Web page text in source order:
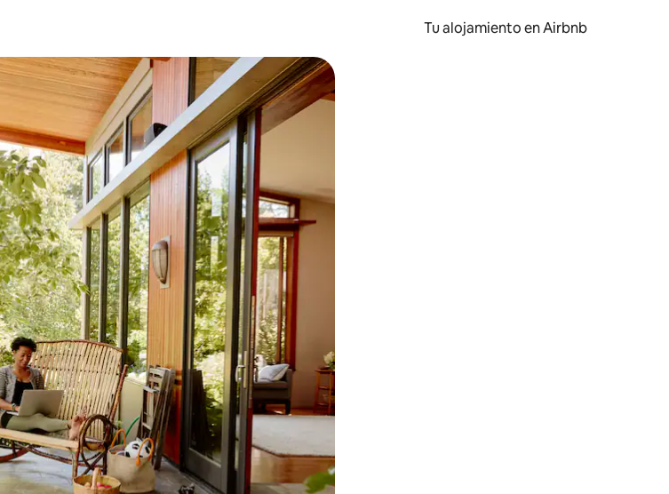
Tu alojamiento en Airbnb
arriba y hacia abajo o explorá deslizando el dedo.